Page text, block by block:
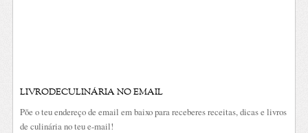
LIVRODECULINÁRIA NO EMAIL
Põe o teu endereço de email em baixo para receberes receitas, dicas e livros
de culinária no teu e-mail!